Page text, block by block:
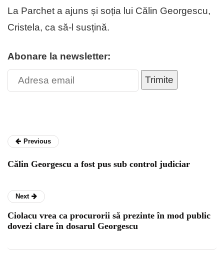
La Parchet a ajuns și soția lui Călin Georgescu,
Cristela, ca să-l susțină.
Abonare la newsletter:
Trimite
Previous
Călin Georgescu a fost pus sub control judiciar
Next
Ciolacu vrea ca procurorii să prezinte în mod public
dovezi clare în dosarul Georgescu